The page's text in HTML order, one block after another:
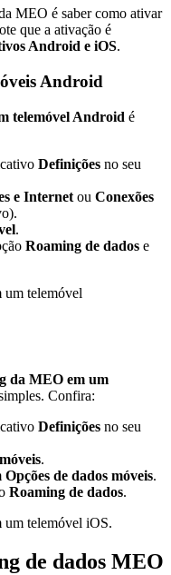
MEO é saber como ativar
que a ativação é
Android e iOS.
Android
telemóvel Android é
Definições no seu
e Internet ou Conexões
.
Roaming de dados e
da MEO em um
Confira:
Definições no seu
.
Opções de dados móveis.
Roaming de dados.
de dados MEO